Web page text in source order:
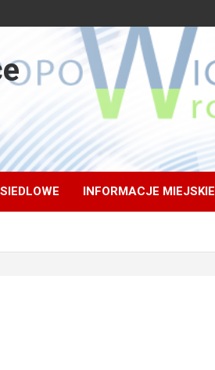
INFORMACJE MIEJSKIE